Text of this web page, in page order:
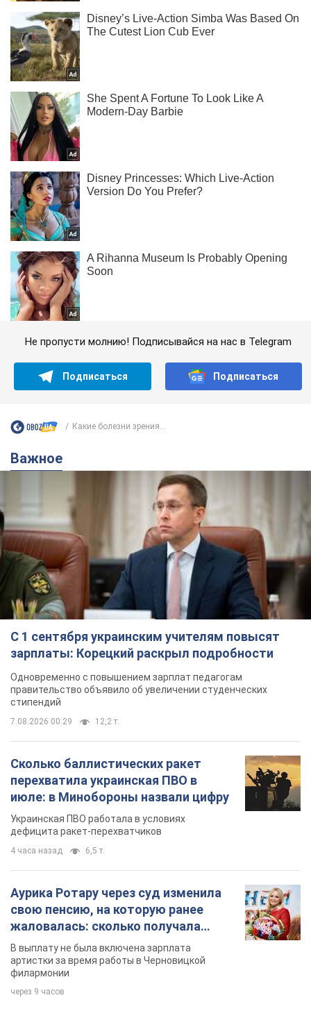
Не пропусти молнию! Подписывайся на нас в Telegram
Подписаться Подписаться
Какие болезни зрения...
Важное
С 1 сентября украинским учителям повысят
зарплаты: Корецкий раскрыл подробности
Одновременно с повышением зарплат педагогам
правительство объявило об увеличении студенческих
стипендий
7.08.2026 00:29 12,2 т.
Сколько баллистических ракет
перехватила украинская ПВО в
июле: в Минобороны назвали цифру
Украинская ПВО работала в условиях
дефицита ракет-перехватчиков
4 часа назад 6,5 т.
Аурика Ротару через суд изменила
свою пенсию, на которую ранее
жаловалась: сколько получала
певица
В выплату не была включена зарплата
артистки за время работы в Черновицкой
филармонии
через 9 часов